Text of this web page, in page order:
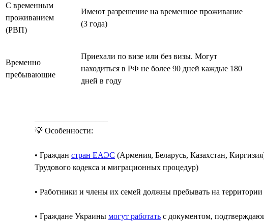
С временным
проживанием
(РВП)
Имеют разрешение на временное проживание
(3 года)
Временно
пребывающие
Приехали по визе или без визы. Могут
находиться в РФ не более 90 дней каждые 180
дней в году
💡 Особенности:
• Граждан стран ЕАЭС (Армения, Беларусь, Казахстан,
Трудового кодекса и миграционных процедур)
• Работники и члены их семей должны пребывать на
• Граждане Украины могут работать с документом,